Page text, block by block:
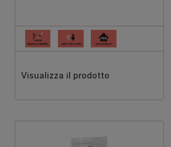
Visualizza il prodotto